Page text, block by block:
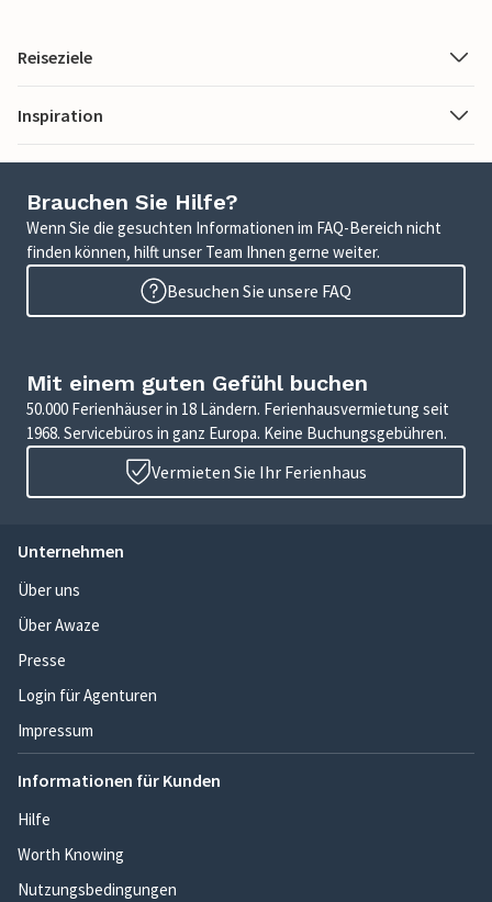
Reiseziele
Inspiration
Brauchen Sie Hilfe?
Wenn Sie die gesuchten Informationen im FAQ-Bereich nicht
finden können, hilft unser Team Ihnen gerne weiter.
Besuchen Sie unsere FAQ
Mit einem guten Gefühl buchen
50.000 Ferienhäuser in 18 Ländern. Ferienhausvermietung seit
1968. Servicebüros in ganz Europa. Keine Buchungsgebühren.
Vermieten Sie Ihr Ferienhaus
Unternehmen
Über uns
Über Awaze
Presse
Login für Agenturen
Impressum
Informationen für Kunden
Hilfe
Worth Knowing
Nutzungsbedingungen